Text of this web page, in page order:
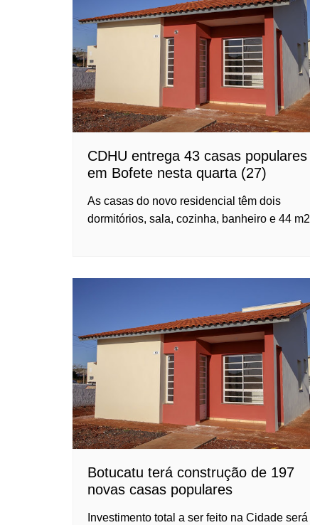
CDHU entrega 43 casas populares
em Bofete nesta quarta (27)
As casas do novo residencial têm dois
dormitórios, sala, cozinha, banheiro e 44 m2
Botucatu terá construção de 197
novas casas populares
Investimento total a ser feito na Cidade será